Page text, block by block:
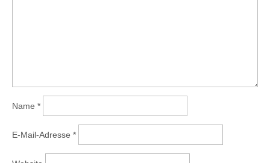
Name *
E-Mail-Adresse *